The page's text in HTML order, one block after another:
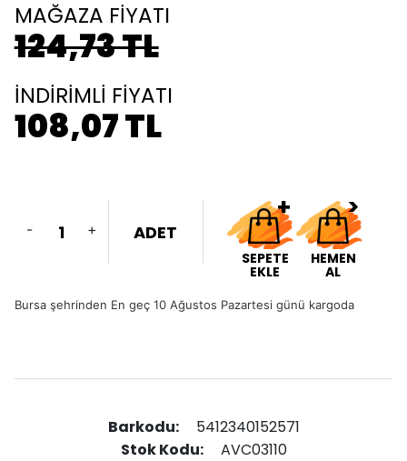
MAĞAZA FİYATI
124,73 TL
İNDİRİMLİ FİYATI
108,07 TL
- + ADET
SEPETE
EKLE
HEMEN
AL
Bursa şehrinden En geç 10 Ağustos Pazartesi günü kargoda
Barkodu:
5412340152571
Stok Kodu:
AVC03110